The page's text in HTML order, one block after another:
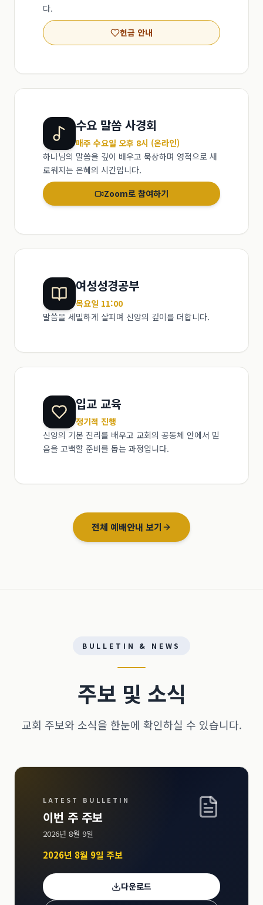
다.
헌금 안내
수요 말씀 사경회
매주 수요일 오후 8시 (온라인)
하나님의 말씀을 깊이 배우고 묵상하며 영적으로 새
로워지는 은혜의 시간입니다.
Zoom로 참여하기
여성성경공부
목요일 11:00
말씀을 세밀하게 살피며 신앙의 깊이를 더합니다.
입교 교육
정기적 진행
신앙의 기본 진리를 배우고 교회의 공동체 안에서 믿
음을 고백할 준비를 돕는 과정입니다.
전체 예배안내 보기
BULLETIN & NEWS
주보 및 소식
교회 주보와 소식을 한눈에 확인하실 수 있습니다.
LATEST BULLETIN
이번 주 주보
2026년 8월 9일
2026년 8월 9일 주보
다운로드